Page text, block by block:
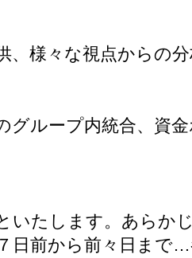
々な視点からの分
ープ内統合、資金
いたします。あらか
日前から前々日まで